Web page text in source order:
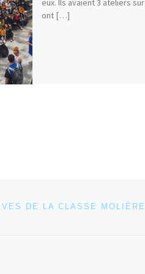
eux. Ils avaient 3 ateliers
ont […]
DE LA CLASSE